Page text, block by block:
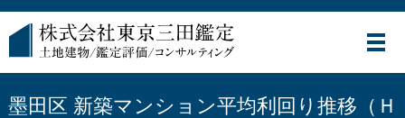
メ
墨田区 新築マンション平均利回り推移（Ｈ